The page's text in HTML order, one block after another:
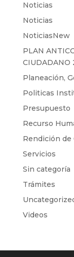
Noticias
Noticias
NoticiasNew
PLAN
CIUDADANO
Planeación,
Politicas
Presupuesto
Recurso
Rendición de
Servicios
Sin categoría
Trámites
Videos